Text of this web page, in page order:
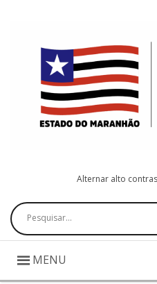
Alternar alto
Pesquisar
MENU